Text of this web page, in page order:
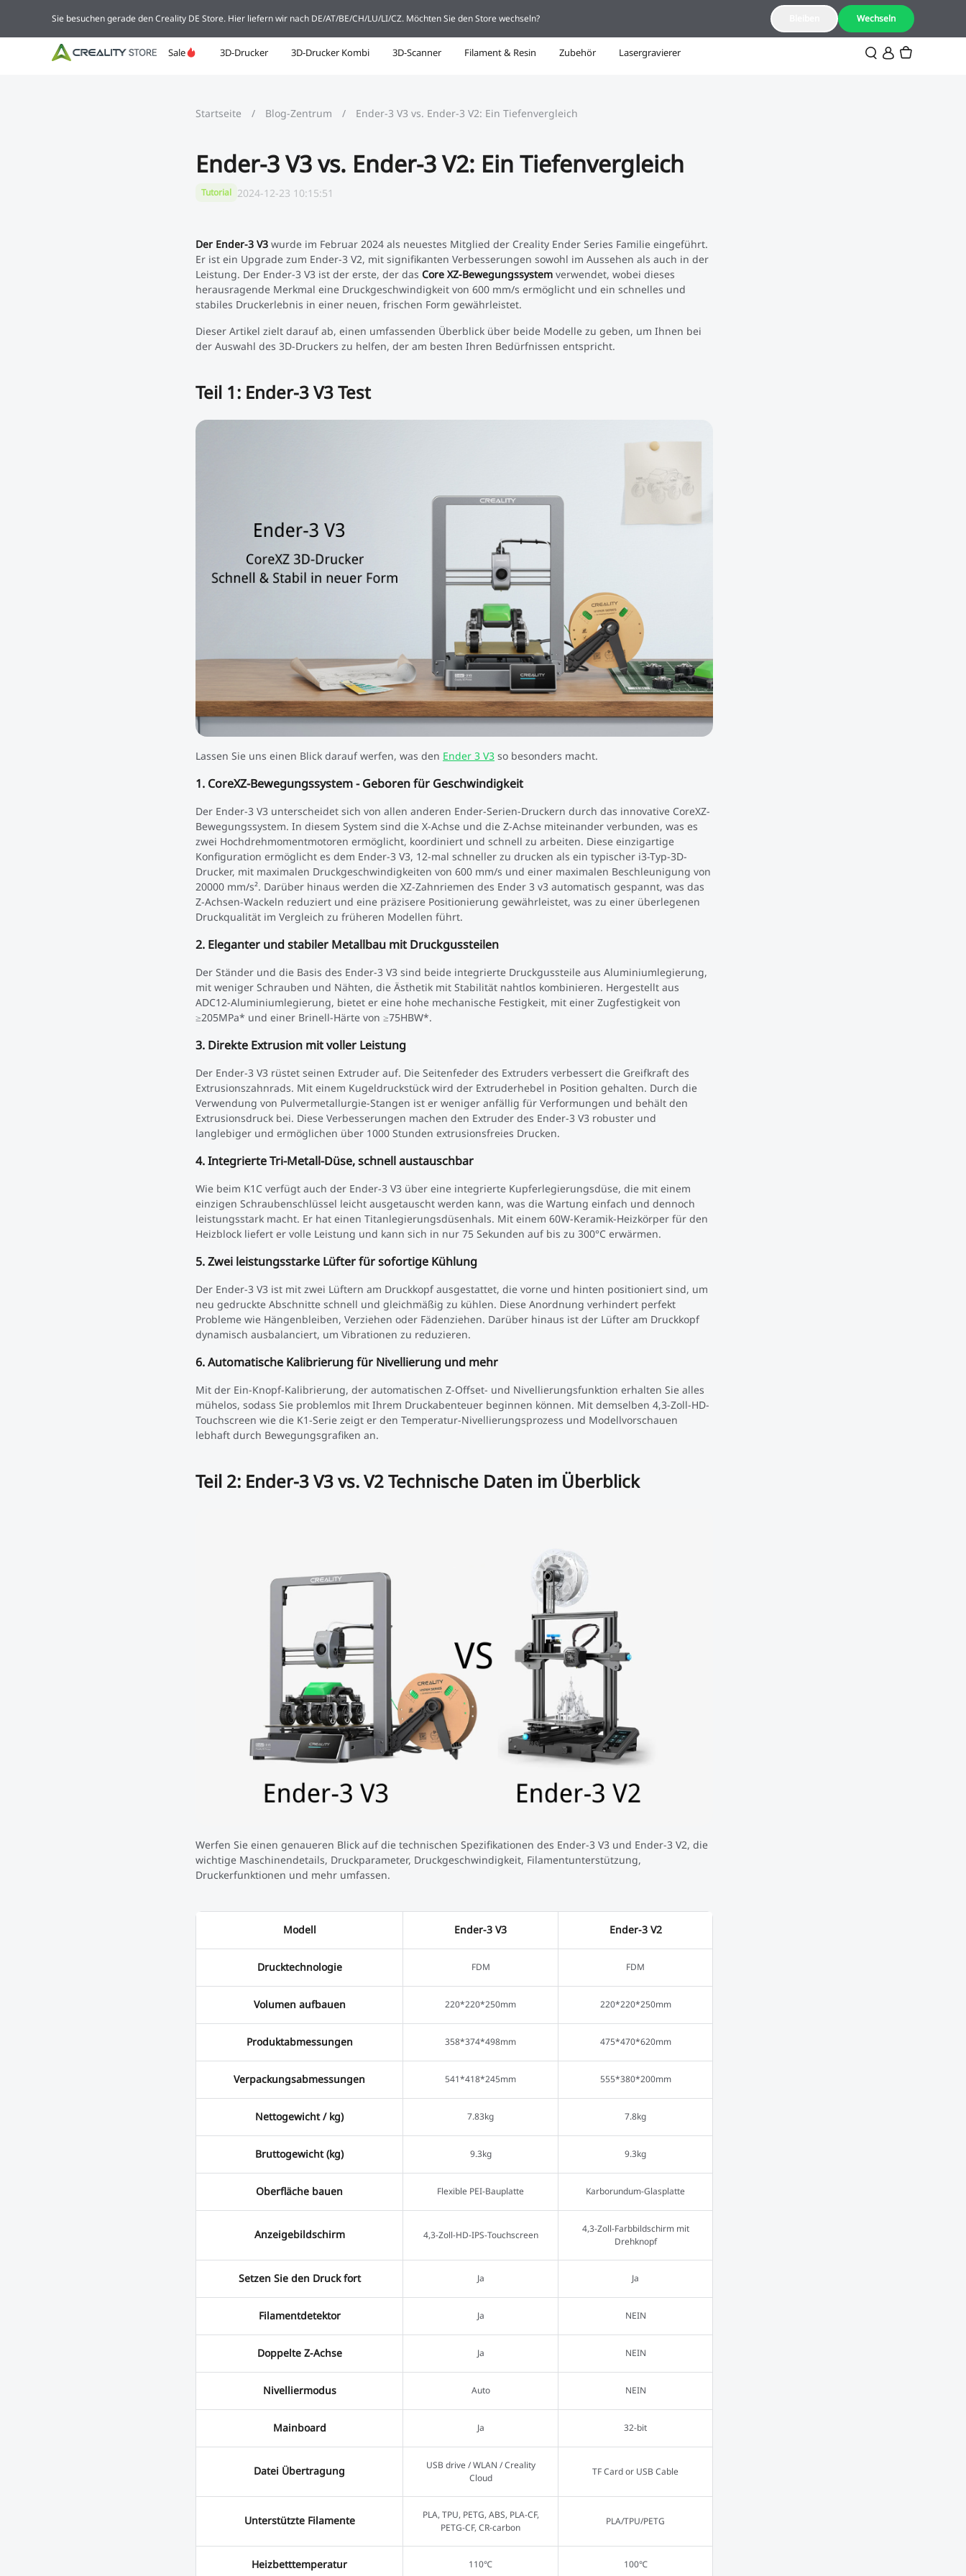
DE(Deutsch)
Sale 3D-Drucker 3D-Drucker Kombi 3D-Scanner Filament & Resin Zubehör Lasergravierer
Startseite / Blog-Zentrum / Ender-3 V3 vs. Ender-3 V2: Ein Tiefenvergleich
Ender-3 V3 vs. Ender-3 V2: Ein Tiefenvergleich
Tutorial 2024-12-23 10:15:51
Der Ender-3 V3 wurde im Februar 2024 als neuestes Mitglied der Creality Ender Series Familie eingeführt.
Er ist ein Upgrade zum Ender-3 V2, mit signifikanten Verbesserungen sowohl im Aussehen als auch in der
Leistung. Der Ender-3 V3 ist der erste, der das Core XZ-Bewegungssystem verwendet, wobei dieses
herausragende Merkmal eine Druckgeschwindigkeit von 600 mm/s ermöglicht und ein schnelles und
stabiles Druckerlebnis in einer neuen, frischen Form gewährleistet.
Dieser Artikel zielt darauf ab, einen umfassenden Überblick über beide Modelle zu geben, um Ihnen bei
der Auswahl des 3D-Druckers zu helfen, der am besten Ihren Bedürfnissen entspricht.
Teil 1: Ender-3 V3 Test
Lassen Sie uns einen Blick darauf werfen, was den Ender 3 V3 so besonders macht.
1. CoreXZ-Bewegungssystem - Geboren für Geschwindigkeit
Der Ender-3 V3 unterscheidet sich von allen anderen Ender-Serien-Druckern durch das innovative CoreXZ-
Bewegungssystem. In diesem System sind die X-Achse und die Z-Achse miteinander verbunden, was es
zwei Hochdrehmomentmotoren ermöglicht, koordiniert und schnell zu arbeiten. Diese einzigartige
Konfiguration ermöglicht es dem Ender-3 V3, 12-mal schneller zu drucken als ein typischer i3-Typ-3D-
Drucker, mit maximalen Druckgeschwindigkeiten von 600 mm/s und einer maximalen Beschleunigung von
20000 mm/s². Darüber hinaus werden die XZ-Zahnriemen des Ender 3 v3 automatisch gespannt, was das
Z-Achsen-Wackeln reduziert und eine präzisere Positionierung gewährleistet, was zu einer überlegenen
Druckqualität im Vergleich zu früheren Modellen führt.
2. Eleganter und stabiler Metallbau mit Druckgussteilen
Der Ständer und die Basis des Ender-3 V3 sind beide integrierte Druckgussteile aus Aluminiumlegierung,
mit weniger Schrauben und Nähten, die Ästhetik mit Stabilität nahtlos kombinieren. Hergestellt aus
ADC12-Aluminiumlegierung, bietet er eine hohe mechanische Festigkeit, mit einer Zugfestigkeit von
≥205MPa* und einer Brinell-Härte von ≥75HBW*.
3. Direkte Extrusion mit voller Leistung
Der Ender-3 V3 rüstet seinen Extruder auf. Die Seitenfeder des Extruders verbessert die Greifkraft des
Extrusionszahnrads. Mit einem Kugeldruckstück wird der Extruderhebel in Position gehalten. Durch die
Verwendung von Pulvermetallurgie-Stangen ist er weniger anfällig für Verformungen und behält den
Extrusionsdruck bei. Diese Verbesserungen machen den Extruder des Ender-3 V3 robuster und
langlebiger und ermöglichen über 1000 Stunden extrusionsfreies Drucken.
4. Integrierte Tri-Metall-Düse, schnell austauschbar
Wie beim K1C verfügt auch der Ender-3 V3 über eine integrierte Kupferlegierungsdüse, die mit einem
einzigen Schraubenschlüssel leicht ausgetauscht werden kann, was die Wartung einfach und dennoch
leistungsstark macht. Er hat einen Titanlegierungsdüsenhals. Mit einem 60W-Keramik-Heizkörper für den
Heizblock liefert er volle Leistung und kann sich in nur 75 Sekunden auf bis zu 300°C erwärmen.
5. Zwei leistungsstarke Lüfter für sofortige Kühlung
Der Ender-3 V3 ist mit zwei Lüftern am Druckkopf ausgestattet, die vorne und hinten positioniert sind, um
neu gedruckte Abschnitte schnell und gleichmäßig zu kühlen. Diese Anordnung verhindert perfekt
Probleme wie Hängenbleiben, Verziehen oder Fädenziehen. Darüber hinaus ist der Lüfter am Druckkopf
dynamisch ausbalanciert, um Vibrationen zu reduzieren.
6. Automatische Kalibrierung für Nivellierung und mehr
Mit der Ein-Knopf-Kalibrierung, der automatischen Z-Offset- und Nivellierungsfunktion erhalten Sie alles
mühelos, sodass Sie problemlos mit Ihrem Druckabenteuer beginnen können. Mit demselben 4,3-Zoll-HD-
Touchscreen wie die K1-Serie zeigt er den Temperatur-Nivellierungsprozess und Modellvorschauen
lebhaft durch Bewegungsgrafiken an.
Teil 2: Ender-3 V3 vs. V2 Technische Daten im Überblick
Werfen Sie einen genaueren Blick auf die technischen Spezifikationen des Ender-3 V3 und Ender-3 V2, die
wichtige Maschinendetails, Druckparameter, Druckgeschwindigkeit, Filamentunterstützung,
Druckerfunktionen und mehr umfassen.
Modell Ender-3 V3 Ender-3 V2
Drucktechnologie FDM FDM
Volumen aufbauen 220*220*250mm 220*220*250mm
Produktabmessungen 358*374*498mm 475*470*620mm
Verpackungsabmessungen 541*418*245mm 555*380*200mm
Nettogewicht / kg) 7.83kg 7.8kg
Bruttogewicht (kg) 9.3kg 9.3kg
Oberfläche bauen Flexible PEI-Bauplatte Karborundum-Glasplatte
Anzeigebildschirm 4,3-Zoll-HD-IPS-Touchscreen
4,3-Zoll-Farbbildschirm mit
Drehknopf
Setzen Sie den Druck fort Ja Ja
Filamentdetektor Ja NEIN
Doppelte Z-Achse Ja NEIN
Nivelliermodus Auto NEIN
Mainboard Ja 32-bit
Datei Übertragung
USB drive / WLAN / Creality
Cloud
TF Card or USB Cable
Unterstützte Filamente
PLA, TPU, PETG, ABS, PLA-CF,
PETG-CF, CR-carbon
PLA/TPU/PETG
Heizbetttemperatur 110℃ 100℃
Sie besuchen gerade den Creality DE Store. Hier liefern wir nach DE/AT/BE/CH/LU/LI/CZ. Möchten Sie den Store wechseln? Wechseln